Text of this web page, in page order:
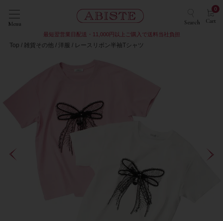
Menu Search Cart
0
最短翌営業日配送・11,000円以上ご購入で送料当社負担
Top 雑貨その他 洋服 レースリボン半袖Tシャツ